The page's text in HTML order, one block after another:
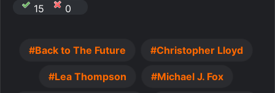
15 0
Back to The Future Christopher Lloyd
Lea Thompson Michael J. Fox